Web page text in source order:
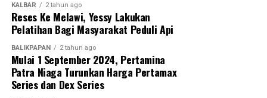
KALBAR 2 tahun ago
Reses Ke Melawi, Yessy Lakukan
Pelatihan Bagi Masyarakat Peduli Api
BALIKPAPAN 2 tahun ago
Mulai 1 September 2024, Pertamina
Patra Niaga Turunkan Harga Pertamax
Series dan Dex Series